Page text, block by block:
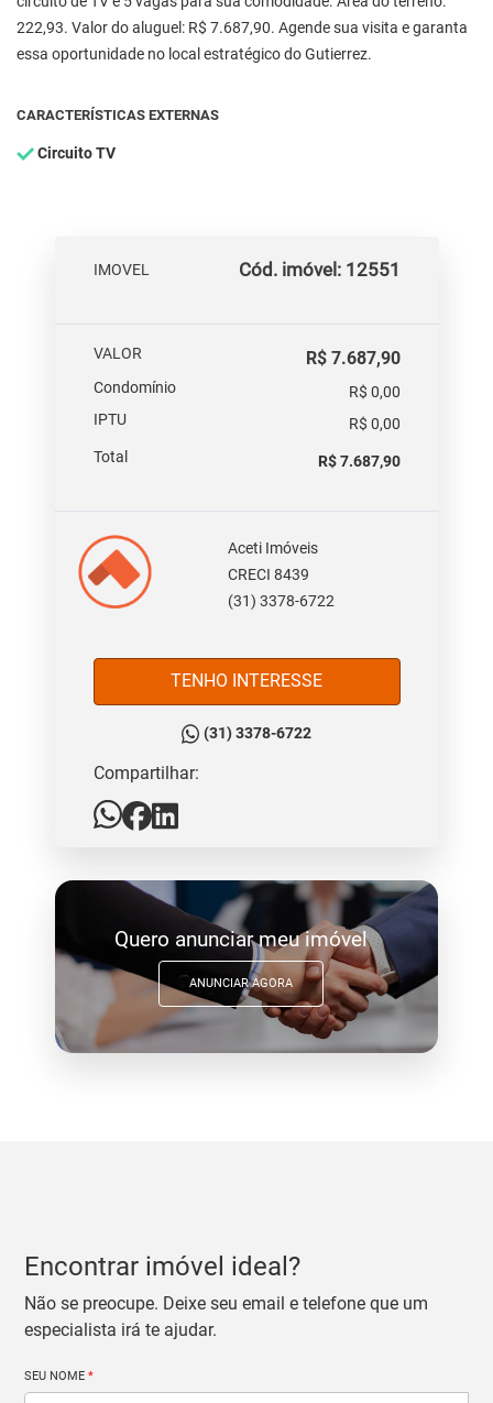
222,93. Valor do aluguel: R$ 7.687,90. Agende sua visita e garanta
essa oportunidade no local estratégico do Gutierrez.
CARACTERÍSTICAS EXTERNAS
Circuito TV
IMOVEL Cód. imóvel: 12551
VALOR R$ 7.687,90
Condomínio
R$ 0,00
IPTU
R$ 0,00
Total
R$ 7.687,90
Aceti Imóveis
CRECI 8439
(31) 3378-6722
TENHO INTERESSE
(31) 3378-6722
Compartilhar:
Quero anunciar meu imóvel
ANUNCIAR AGORA
Encontrar imóvel ideal?
Não se preocupe. Deixe seu email e telefone que um
especialista irá te ajudar.
SEU NOME*